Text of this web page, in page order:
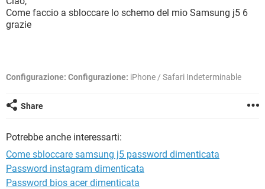
TIKTOK
HARDWARE
INSTAGRAM WHATSAPP
INTRATTENIMENTO
iOS
HARDWARE
Come faccio a sbloccare lo schemo del mio Samsung j5 6
grazie
Configurazione: Configurazione: iPhone / Safari Indeterminable
Share
Potrebbe anche interessarti:
Come sbloccare samsung j5 password dimenticata
Password instagram dimenticata
Password bios acer dimenticata